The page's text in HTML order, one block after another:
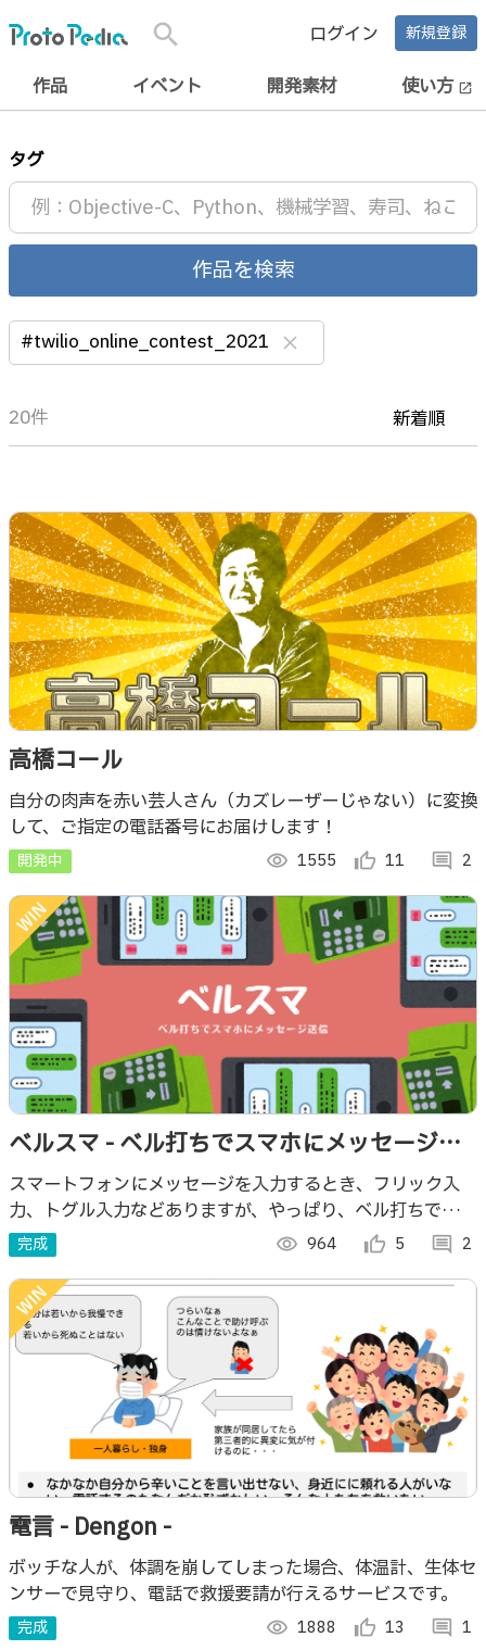
search ログイン 新規登録
作品 イベント 開発素材 使い方 open_in_new
タグ
作品を検索
#twilio_online_contest_2021 clear
20件 新着順
高橋コール
自分の肉声を赤い芸人さん（カズレーザーじゃない）に変換
して、ご指定の電話番号にお届けします！
開発中 visibility 1555 thumb_up_alt 11 comment 2
ベルスマ - ベル打ちでスマホにメッセージ送
信 -
スマートフォンにメッセージを入力するとき、フリック入
力、トグル入力などありますが、やっぱり、ベル打ちでし
ょ！ 1980年代後半に日本のコミュニケーションを支えたポ
ケベルの入力方法でメッセージ送信！
完成 visibility 964 thumb_up_alt 5 comment 2
電言 - Dengon -
ボッチな人が、体調を崩してしまった場合、体温計、生体セ
ンサーで見守り、電話で救援要請が行えるサービスです。
完成 visibility 1888 thumb_up_alt 13 comment 1